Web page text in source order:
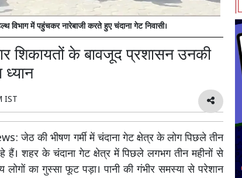
में पहुंचकर नारेबाजी करते हुए चंदाना गेट निवासी।
शिकायतों के बावजूद प्रशासन उनकी
IST
जेठ की भीषण गर्मी में चंदाना गेट क्षेत्र के लोग पिछले तीन
हैं। शहर के चंदाना गेट क्षेत्र में पिछले लगभग तीन महीनों से
का गुस्सा फूट पड़ा। पानी की गंभीर समस्या से परेशान